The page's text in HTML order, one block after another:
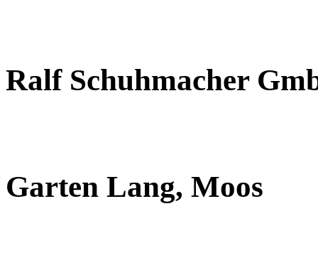
Ralf Schuhmacher
Garten Lang, Moos